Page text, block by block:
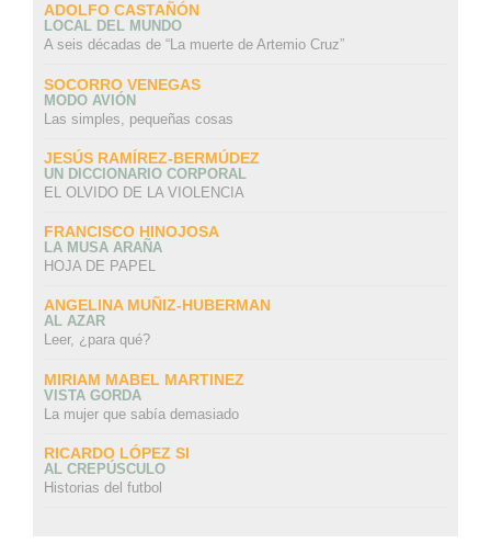
ADOLFO CASTAÑÓN
LOCAL DEL MUNDO
A seis décadas de “La muerte de Artemio Cruz”
SOCORRO VENEGAS
MODO AVIÓN
Las simples, pequeñas cosas
JESÚS RAMÍREZ-BERMÚDEZ
UN DICCIONARIO CORPORAL
EL OLVIDO DE LA VIOLENCIA
FRANCISCO HINOJOSA
LA MUSA ARAÑA
HOJA DE PAPEL
ANGELINA MUÑIZ-HUBERMAN
AL AZAR
Leer, ¿para qué?
MIRIAM MABEL MARTINEZ
VISTA GORDA
La mujer que sabía demasiado
RICARDO LÓPEZ SI
AL CREPÚSCULO
Historias del futbol